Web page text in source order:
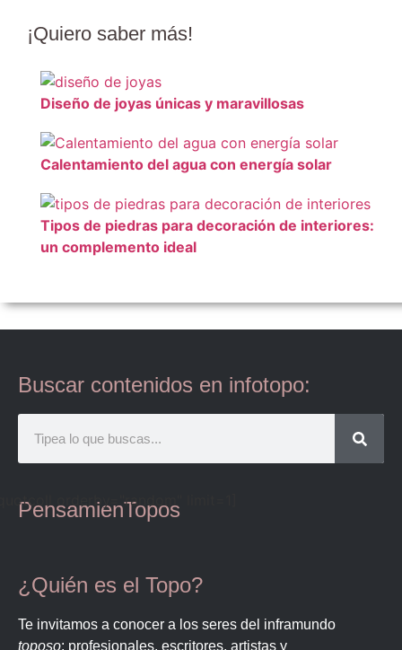
¡Quiero saber más!
Diseño de joyas únicas y maravillosas
Calentamiento del agua con energía solar
Tipos de piedras para decoración de interiores:
un complemento ideal
Buscar contenidos en infotopo:
PensamienTopos
orderby="random" limit=1]
¿Quién es el Topo?
Te invitamos a conocer a los seres del inframundo
toposo: profesionales, escritores, artistas y